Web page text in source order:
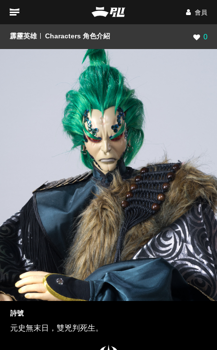
會員
霹靂英雄 Characters 角色介紹 瀏覽
0
詩號
元史無末日，雙兇判死生。